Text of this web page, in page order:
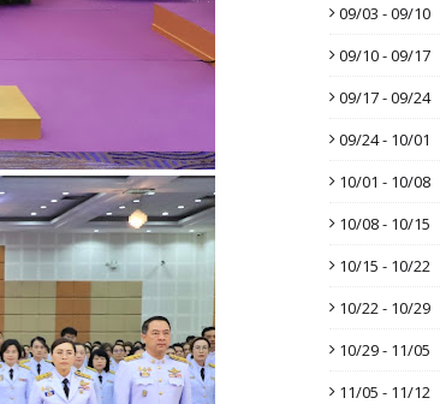
09/03 - 09/10
09/10 - 09/17
09/17 - 09/24
09/24 - 10/01
10/01 - 10/08
10/08 - 10/15
10/15 - 10/22
10/22 - 10/29
10/29 - 11/05
11/05 - 11/12